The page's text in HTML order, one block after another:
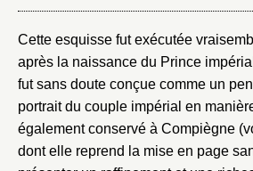
Cette esquisse fut exécutée
après la naissance du Prince
fut sans doute conçue comme un
portrait du couple impérial en
également conservé à Compiègne
dont elle reprend la mise en page
Valider
Nouveau dossier
Envoyer